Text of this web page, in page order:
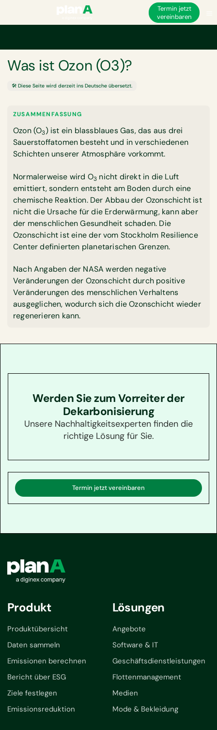
Termin jetzt
vereinbaren
Was ist Ozon (O3)?
🛠️ Diese Seite wird derzeit ins Deutsche übersetzt.
ZUSAMMENFASSUNG
Ozon (O3) ist ein blassblaues Gas, das aus drei
Sauerstoffatomen besteht und in verschiedenen
Schichten unserer Atmosphäre vorkommt.
Normalerweise wird O3 nicht direkt in die Luft
emittiert, sondern entsteht am Boden durch eine
chemische Reaktion. Der Abbau der Ozonschicht ist
nicht die Ursache für die Erderwärmung, kann aber
der menschlichen Gesundheit schaden. Die
Ozonschicht ist eine der vom Stockholm Resilience
Center definierten planetarischen Grenzen.
Nach Angaben der NASA werden negative
Veränderungen der Ozonschicht durch positive
Veränderungen des menschlichen Verhaltens
ausgeglichen, wodurch sich die Ozonschicht wieder
regenerieren kann.
Werden Sie zum Vorreiter der
Dekarbonisierung
Unsere Nachhaltigkeitsexperten finden die
richtige Lösung für Sie.
Termin jetzt vereinbaren
Produkt
Produktübersicht
Daten sammeln
Emissionen berechnen
Bericht über ESG
Ziele festlegen
Emissionsreduktion
Lösungen
Angebote
Software & IT
Geschäftsdienstleistungen
Flottenmanagement
Medien
Mode & Bekleidung